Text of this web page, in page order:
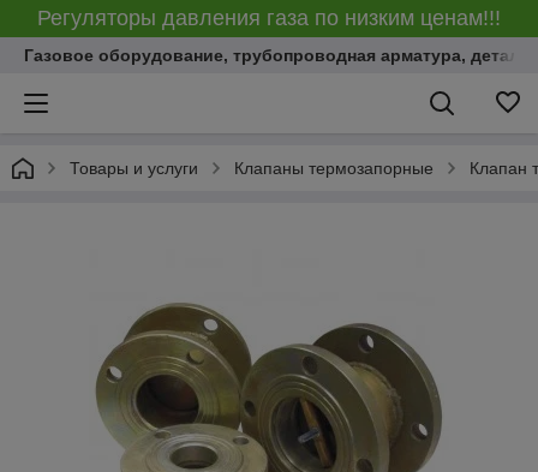
Регуляторы давления газа по низким ценам!!!
Газовое оборудование, трубопроводная арматура,
Товары и услуги Клапаны термозапорные Клапан